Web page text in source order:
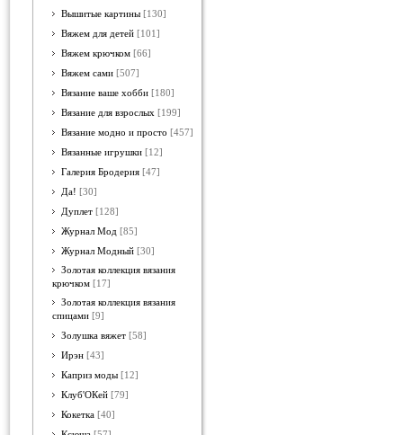
Вышитые картины [130]
Вяжем для детей [101]
Вяжем крючком [66]
Вяжем сами [507]
Вязание ваше хобби [180]
Вязание для взрослых [199]
Вязание модно и просто [457]
Вязанные игрушки [12]
Галерия Бродерия [47]
Да! [30]
Дуплет [128]
Журнал Мод [85]
Журнал Модный [30]
Золотая коллекция вязания
крючком [17]
Золотая коллекция вязания
спицами [9]
Золушка вяжет [58]
Ирэн [43]
Каприз моды [12]
Клуб'ОКей [79]
Кокетка [40]